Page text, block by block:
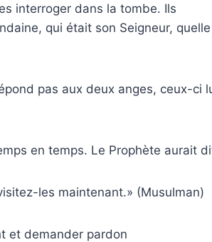
interroger dans la tombe. Ils
qui était son Seigneur, quelle
pas aux deux anges, ceux-ci
en temps. Le Prophète aurait
les maintenant.» (Musulman)
et demander pardon